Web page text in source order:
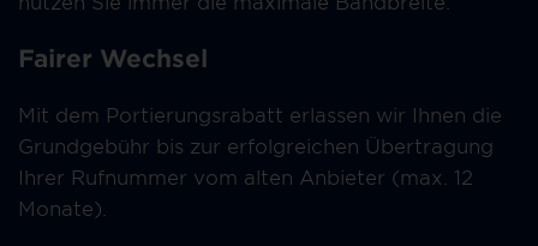
Fairer Wechsel
Mit dem Portierungsrabatt erlassen wir Ihnen die
Grundgebühr bis zur erfolgreichen Übertragung
Ihrer Rufnummer vom alten Anbieter (max. 12
Monate).